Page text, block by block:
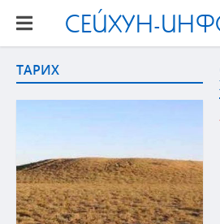
СЕЙХУН-
ТАРИХ